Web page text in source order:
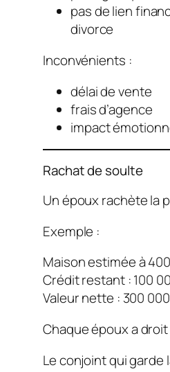
pas de lien
divorce
Inconvénients :
délai de vente
frais d’agence
impact
Rachat de soulte
Un époux rachète la
Exemple :
Maison estimée à
Crédit restant : 100
Valeur nette : 300
Chaque époux a droit
Le conjoint qui garde